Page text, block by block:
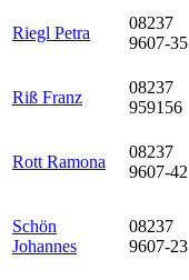
Riegl Petra
08237
9607-35
Riß Franz
08237
959156
Rott Ramona
08237
9607-42
Schön
Johannes
08237
9607-23